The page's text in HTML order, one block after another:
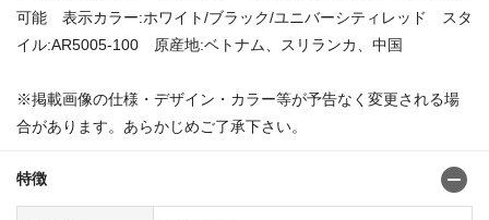
可能 表示カラー:ホワイト/ブラック/ユニバーシティレッド スタ
イル:AR5005-100 原産地:ベトナム、スリランカ、中国
※掲載画像の仕様・デザイン・カラー等が予告なく変更される場
合があります。あらかじめご了承下さい。
特徴